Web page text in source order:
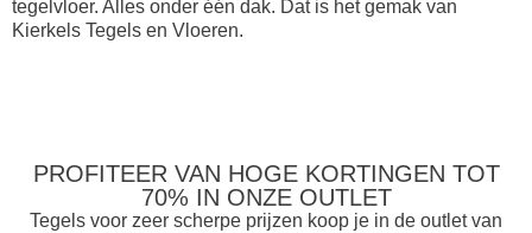
tegelvloer. Alles onder één dak. Dat is het gemak van
Kierkels Tegels en Vloeren.
PROFITEER VAN HOGE KORTINGEN TOT
70% IN ONZE OUTLET
Tegels voor zeer scherpe prijzen koop je in de outlet van